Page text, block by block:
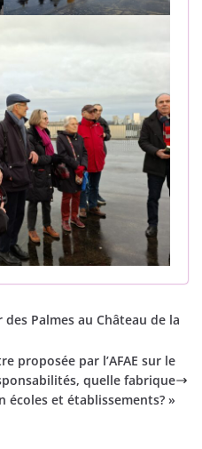
Palmes au Château de la
proposée par l’AFAE sur le
quelle fabrique
écoles et établissements? »